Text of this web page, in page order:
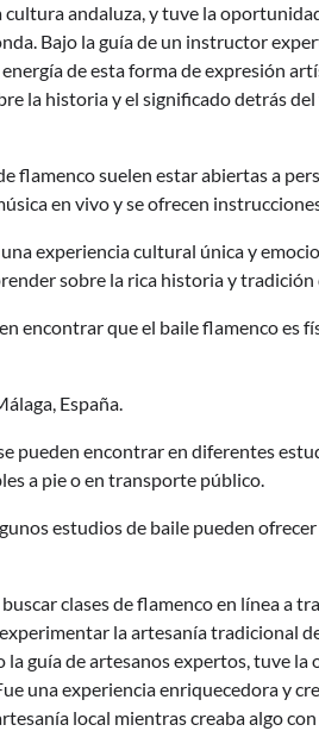
andaluza, y tuve la
Bajo la guía de un instructor
de esta forma de expresión
la historia y el significado detrás
flamenco suelen estar abiertas a
en vivo y se ofrecen
experiencia cultural única y
sobre la rica historia y
encontrar que el baile flamenco es
España.
pueden encontrar en diferentes
a pie o en transporte público.
estudios de baile pueden
clases de flamenco en línea a
la artesanía tradicional
la guía de artesanos expertos, tuve
una experiencia enriquecedora y
local mientras creaba algo